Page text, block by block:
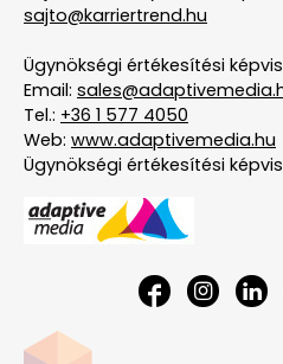
sajto@karriertrend.hu
Ügynökségi értékesítési
Email:
Tel.: +36 1 577 4050
Web: www.adaptivemedia.hu
Ügynökségi értékesítési